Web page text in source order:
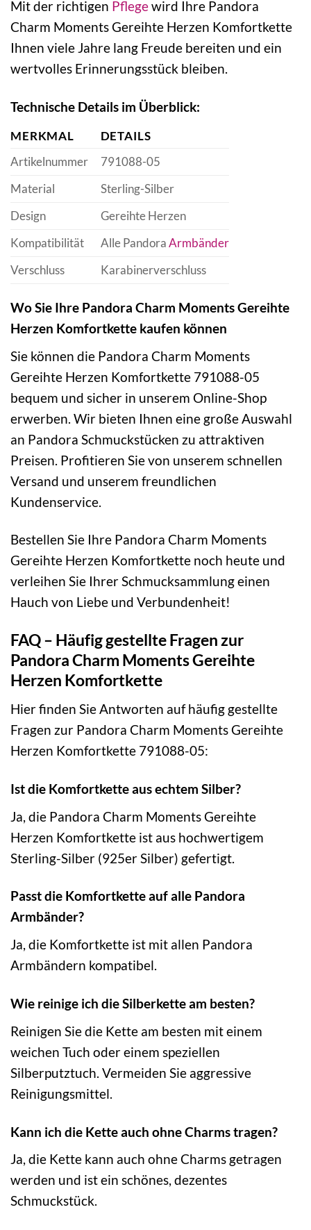
Mit der richtigen Pflegewird Ihre Pandora
Charm Moments Gereihte Herzen Komfortkette
Ihnen viele Jahre lang Freude bereiten und ein
wertvolles Erinnerungsstück bleiben.
Technische Details im Überblick:
MERKMAL
DETAILS
Artikelnummer
791088-05
Material
Sterling-Silber
Design
Gereihte Herzen
Kompatibilität
Alle PandoraArmbänder
Verschluss
Karabinerverschluss
Wo Sie Ihre Pandora Charm Moments Gereihte
Herzen Komfortkette kaufen können
Sie können die Pandora Charm Moments
Gereihte Herzen Komfortkette 791088-05
bequem und sicher in unserem Online-Shop
erwerben. Wir bieten Ihnen eine große Auswahl
an Pandora Schmuckstücken zu attraktiven
Preisen. Profitieren Sie von unserem schnellen
Versand und unserem freundlichen
Kundenservice.
Bestellen Sie Ihre Pandora Charm Moments
Gereihte Herzen Komfortkette noch heute und
verleihen Sie Ihrer Schmucksammlung einen
Hauch von Liebe und Verbundenheit!
FAQ – Häufig gestellte Fragen zur
Pandora Charm Moments Gereihte
Herzen Komfortkette
Hier finden Sie Antworten auf häufig gestellte
Fragen zur Pandora Charm Moments Gereihte
Herzen Komfortkette 791088-05:
Ist die Komfortkette aus echtem Silber?
Ja, die Pandora Charm Moments Gereihte
Herzen Komfortkette ist aus hochwertigem
Sterling-Silber (925er Silber) gefertigt.
Passt die Komfortkette auf alle Pandora
Armbänder?
Ja, die Komfortkette ist mit allen Pandora
Armbändern kompatibel.
Wie reinige ich die Silberkette am besten?
Reinigen Sie die Kette am besten mit einem
weichen Tuch oder einem speziellen
Silberputztuch. Vermeiden Sie aggressive
Reinigungsmittel.
Kann ich die Kette auch ohne Charms tragen?
Ja, die Kette kann auch ohne Charms getragen
werden und ist ein schönes, dezentes
Schmuckstück.